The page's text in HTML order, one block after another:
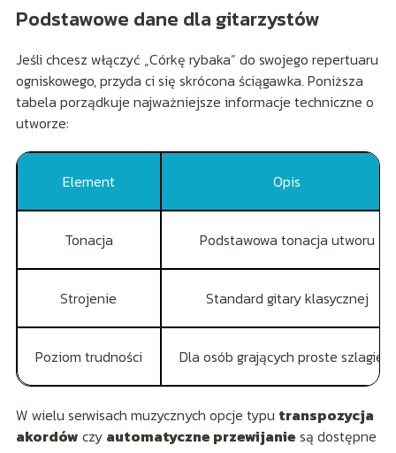
Podstawowe dane dla gitarzystów
Jeśli chcesz włączyć „Córkę rybaka” do swojego repertuaru
ogniskowego, przyda ci się skrócona ściągawka. Poniższa
tabela porządkuje najważniejsze informacje techniczne o
utworze:
Element Opis
Tonacja Podstawowa tonacja utworu
Strojenie Standard gitary klasycznej
Poziom trudności Dla osób grających proste szlagiery
W wielu serwisach muzycznych opcje typu transpozycja
akordów czy automatyczne przewijanie są dostępne